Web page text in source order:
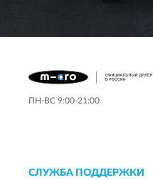
ПН-ВС 9:00-21:00
СЛУЖБА ПОДДЕРЖКИ